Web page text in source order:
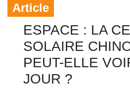
Article
ESPACE : LA
SOLAIRE
PEUT-ELLE
JOUR ?